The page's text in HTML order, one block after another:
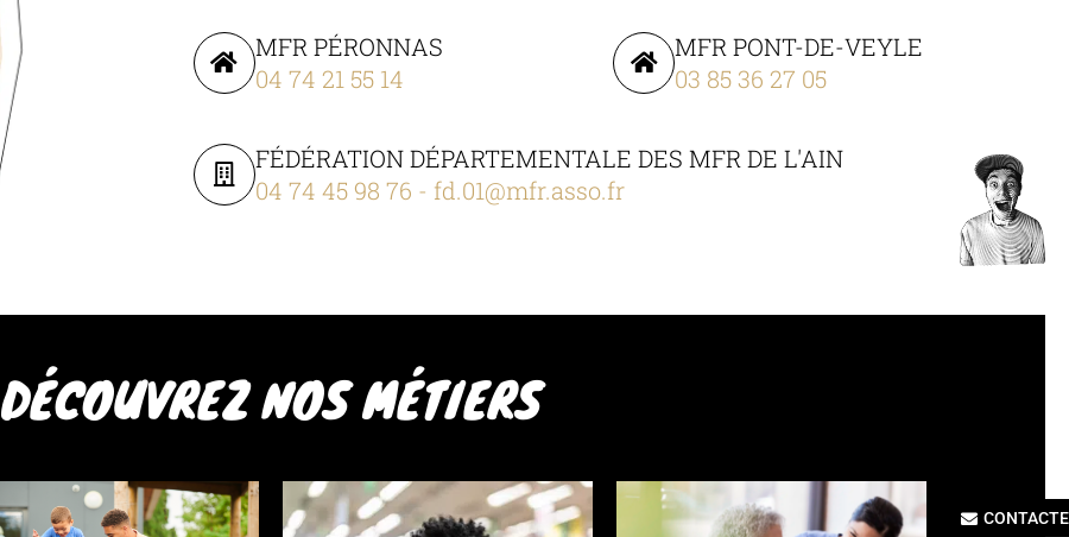
MFR PÉRONNAS
04 74 21 55 14
MFR PONT-DE-VEYLE
03 85 36 27 05
FÉDÉRATION DÉPARTEMENTALE DES MFR DE L'AIN
04 74 45 98 76 - fd.01@mfr.asso.fr
DÉCOUVREZ NOS MÉTIERS